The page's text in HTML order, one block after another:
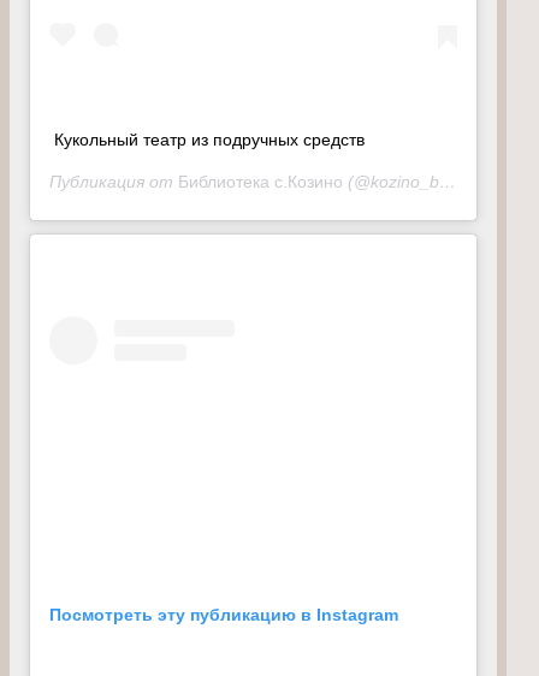
Кукольный театр из подручных средств
Публикация от Библиотека с.Козино (@kozino_biblioteka_official)
Посмотреть эту публикацию в Instagram